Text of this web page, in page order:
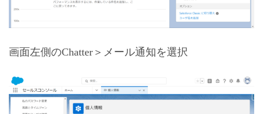
画面左側のChatter＞メール通知を選択